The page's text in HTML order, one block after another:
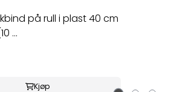
på rull i plast 40 cm
...
Kjøp